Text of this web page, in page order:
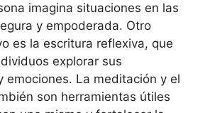
imagina situaciones en las
y empoderada. Otro
es la escritura reflexiva, que
explorar sus
emociones. La meditación y el
son herramientas útiles